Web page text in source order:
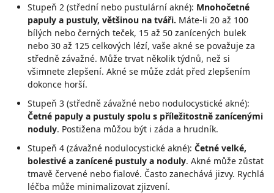
Stupeň 2 (střední nebo pustulární akné): Mnohočetné
papuly a pustuly, většinou na tváři. Máte-li 20 až 100
bílých nebo černých teček, 15 až 50 zanícených bulek
nebo 30 až 125 celkových lézí, vaše akné se považuje za
středně závažné. Může trvat několik týdnů, než si
všimnete zlepšení. Akné se může zdát před zlepšením
dokonce horší.
Stupeň 3 (středně závažné nebo nodulocystické akné):
Četné papuly a pustuly spolu s příležitostně zanícenými
noduly. Postižena můžou být i záda a hrudník.
Stupeň 4 (závažné nodulocystické akné): Četné velké,
bolestivé a zanícené pustuly a noduly. Akné může zůstat
tmavě červené nebo fialové. Často zanechává jizvy. Rychlá
léčba může minimalizovat zjizvení.